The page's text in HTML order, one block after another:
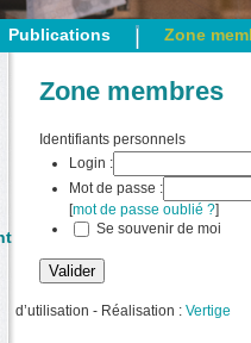
Publications Zone
Zone membres
Identifiants personnels
Login :
Mot de passe :
[mot de passe oublié ?]
Se souvenir de moi
d’utilisation - Réalisation : Vertige